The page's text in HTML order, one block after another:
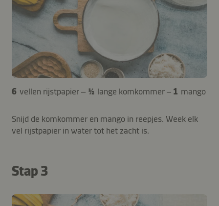
6 vellen rijstpapier – ½ lange komkommer – 1 mango
Snijd de komkommer en mango in reepjes. Week elk
vel rijstpapier in water tot het zacht is.
Stap 3